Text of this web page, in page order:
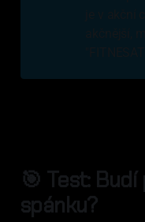
🎯 Test:
spánku?